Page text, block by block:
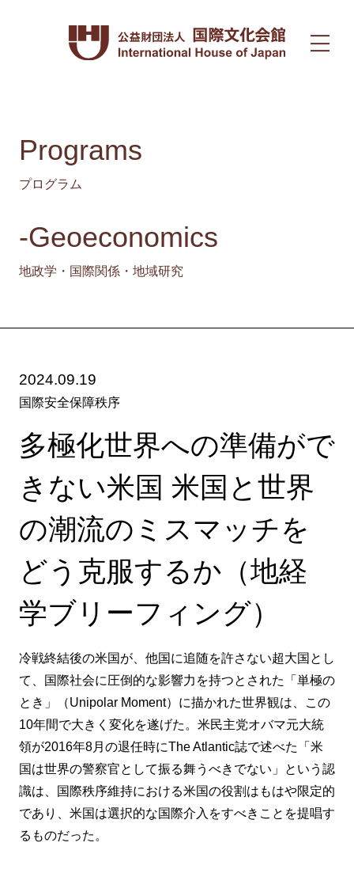
Programs
プログラム
-Geoeconomics
地政学・国際関係・地域研究
2024.09.19
国際安全保障秩序
多極化世界への準備がで
きない米国 米国と世界
の潮流のミスマッチを
どう克服するか（地経
学ブリーフィング）
冷戦終結後の米国が、他国に追随を許さない超大国とし
て、国際社会に圧倒的な影響力を持つとされた「単極の
とき」（Unipolar Moment）に描かれた世界観は、この
10年間で大きく変化を遂げた。米民主党オバマ元大統
領が2016年8月の退任時にThe Atlantic誌で述べた「米
国は世界の警察官として振る舞うべきでない」という認
識は、国際秩序維持における米国の役割はもはや限定的
であり、米国は選択的な国際介入をすべきことを提唱す
るものだった。